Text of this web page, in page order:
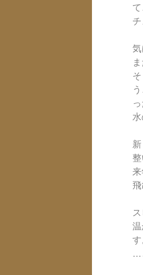
整
す
…